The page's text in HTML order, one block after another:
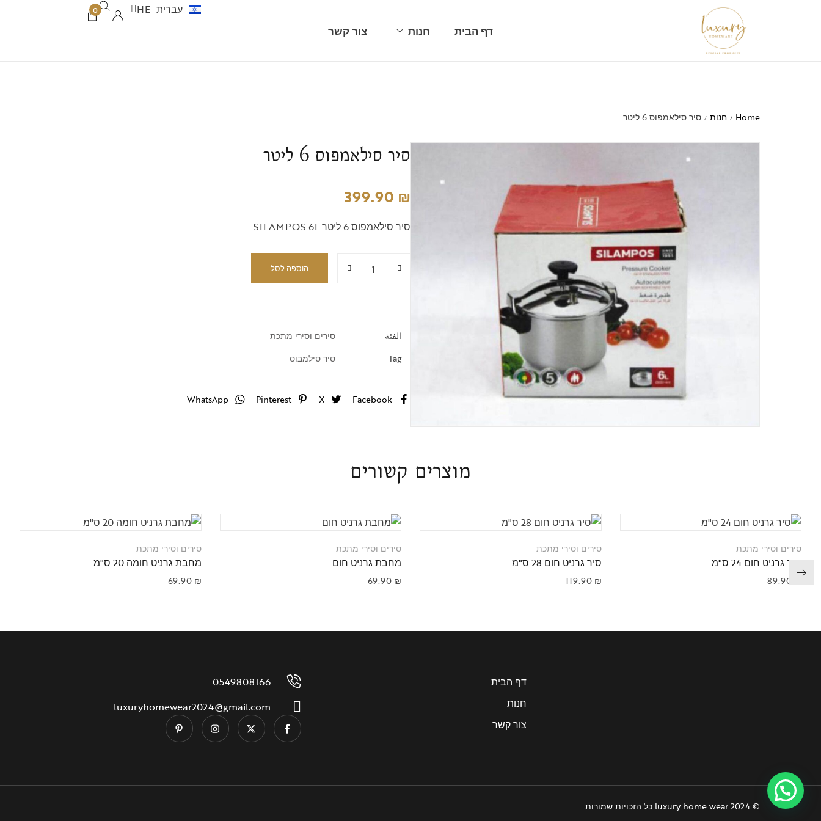
דף הבית חנות
כפיות, מזלגות וסכינים
סירים וסירי מתכת
עתיקות ותפאורה
צור קשר
עברית HEالعربية AR
0
Home
/ חנות / סיר סילאמפוס 6 ליטר
סיר סילאמפוס 6 ליטר
399.90 ₪
סיר סילאמפוס 6 ליטר SILAMPOS 6L
הוספה לסל
الفئة
סירים וסירי מתכת
Tag
סיר סילמבוס
Facebook
X
Pinterest
WhatsApp
מוצרים קשורים
סירים וסירי מתכת
סיר גרניט חום 24 ס"מ
89.90
סירים וסירי מתכת
סיר גרניט חום 28 ס"מ
119.90 ₪
סירים וסירי מתכת
מחבת גרניט חום
69.90 ₪
סירים וסירי מתכת
מחבת גרניט חומה 20 ס"מ
69.90 ₪
דף הבית
חנות
צור קשר
0549808166
luxuryhomewear2024@gmail.com
© 2024 luxury home wear כל הזכויות שמורות.